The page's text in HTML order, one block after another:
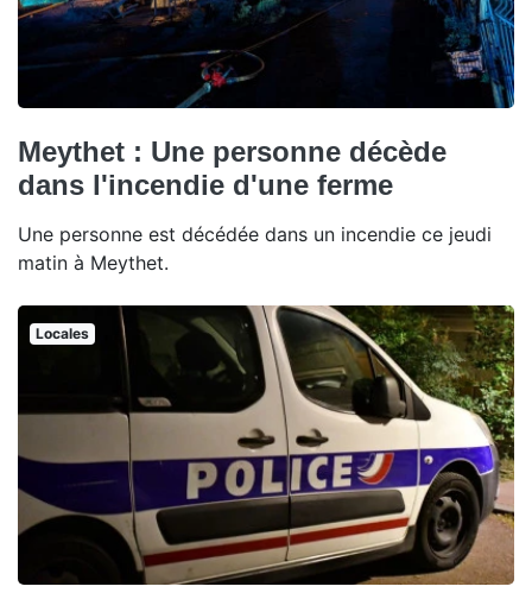
Meythet : Une personne décède
dans l'incendie d'une ferme
Une personne est décédée dans un incendie ce jeudi
matin à Meythet.
Locales